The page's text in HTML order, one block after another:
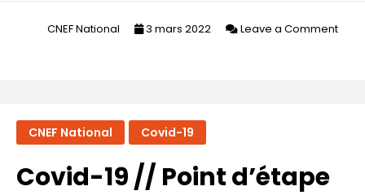
CNEF National 3 mars 2022
Leave a Comment
décès
Jack
CNEF National Covid-19
Covid-19 // Point d’étape